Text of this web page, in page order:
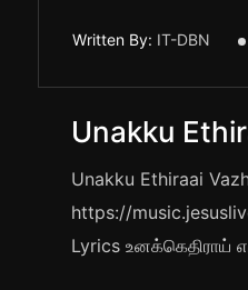
Written By: IT-DBN
Unakku
Unakku Ethiraai
https://
Lyrics உனக்கெதிராய்